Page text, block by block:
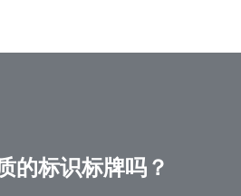
的标识标牌吗？